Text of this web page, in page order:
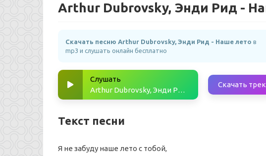
Arthur Dubrovsky, Энди Рид -
Скачать песню Arthur Dubrovsky, Энди Рид - Наше лето в
mp3 и слушать онлайн бесплатно
Слушать
Arthur Dubrovsky, Энди Рид - Наше лето
Скачать трек
Текст песни
Я не забуду наше лето с тобой,